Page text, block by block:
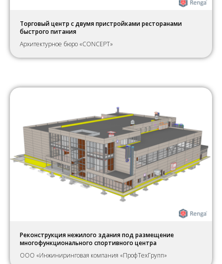
Торговый центр с двумя пристройками ресторанами
быстрого питания
Архитектурное бюро «CONCEPT»
Реконструкция нежилого здания под размещение
многофункционального спортивного центра
ООО «Инжиниринговая компания «ПрофТехГрупп»